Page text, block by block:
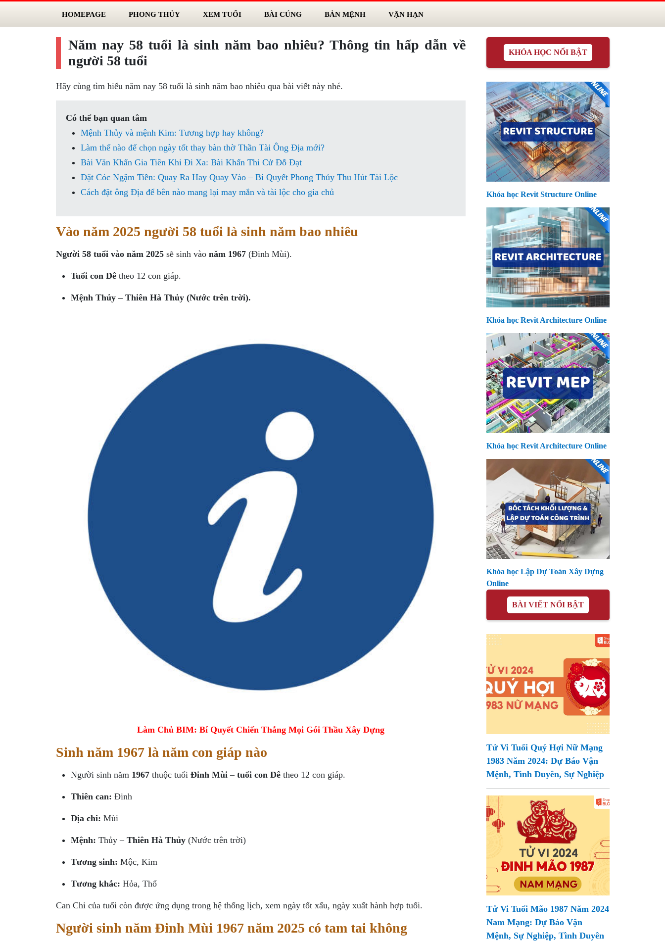
HOMEPAGE PHONG THỦY XEM TUỔI BÀI CÚNG BẢN MỆNH VẬN HẠN
Năm nay 58 tuổi là sinh năm bao nhiêu? Thông tin hấp dẫn về
người 58 tuổi
Hãy cùng tìm hiểu năm nay 58 tuổi là sinh năm bao nhiêu qua bài viết này nhé.
Có thể bạn quan tâm
Mệnh Thủy và mệnh Kim: Tương hợp hay không?
Làm thế nào để chọn ngày tốt thay bàn thờ Thần Tài Ông Địa mới?
Bài Văn Khấn Gia Tiên Khi Đi Xa: Bài Khấn Thi Cử Đỗ Đạt
Đặt Cóc Ngậm Tiền: Quay Ra Hay Quay Vào – Bí Quyết Phong Thủy Thu Hút Tài Lộc
Cách đặt ông Địa để bên nào mang lại may mắn và tài lộc cho gia chủ
Vào năm 2025 người 58 tuổi là sinh năm bao nhiêu
Người 58 tuổi vào năm 2025sẽ sinh vào năm 1967(Đinh Mùi).
Tuổi con Dêtheo 12 con giáp.
Mệnh Thủy – Thiên Hà Thủy (Nước trên trời).
Làm Chủ BIM: Bí Quyết Chiến Thắng Mọi Gói Thầu Xây Dựng
Sinh năm 1967 là năm con giáp nào
Người sinh năm 1967thuộc tuổi Đinh Mùi – tuổi con Dêtheo 12 con giáp.
Thiên can: Đinh
Địa chi: Mùi
Mệnh: Thủy – Thiên Hà Thủy(Nước trên trời)
Tương sinh: Mộc, Kim
Tương khắc: Hỏa, Thổ
Can Chi của tuổi còn được ứng dụng trong hệ thống lịch, xem ngày tốt xấu, ngày xuất hành hợp tuổi.
Người sinh năm Đinh Mùi 1967 năm 2025 có tam tai không
KHÓA HỌC NỔI BẬT
Khóa học Revit Structure Online
Khóa học Revit Architecture Online
Khóa học Revit Architecture Online
Khóa học Lập Dự Toán Xây Dựng
Online
BÀI VIẾT NỔI BẬT
Tử Vi Tuổi Quý Hợi Nữ Mạng
1983 Năm 2024: Dự Báo Vận
Mệnh, Tình Duyên, Sự Nghiệp
Tử Vi Tuổi Mão 1987 Năm 2024
Nam Mạng: Dự Báo Vận
Mệnh, Sự Nghiệp, Tình Duyên